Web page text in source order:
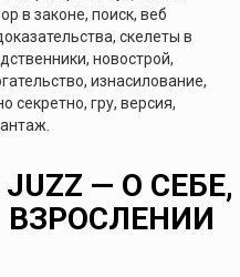
в законе, поиск, веб
скелеты в
новострой,
изнасилование,
секретно, гру, версия,
JUZZ — О СЕБЕ,
ВЗРОСЛЕНИИ